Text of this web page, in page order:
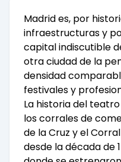
Madrid es, por
infraestructuras y
capital indiscutible
otra ciudad de la
densidad
festivales y
La historia del
los corrales de
de la Cruz y el
desde la década de